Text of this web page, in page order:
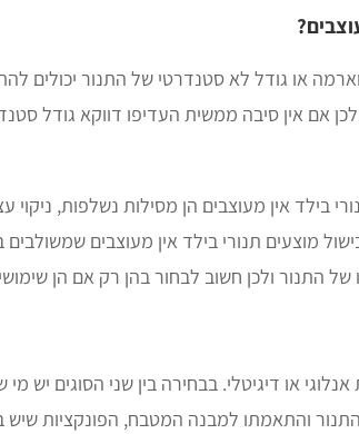
או גודל לא סטנדרטי של התנור
אם אין סיבה ממשית העדיפו דווקא גודל
מוצעים תנורי בילד אין מעוצבים
התנור ולכן חשוב לבחור בהן רק אם הן
אנלוגי או דיגיטלי. בבחירה בין שני הסוגים
והתאמתו למבנה המטבח, הפונקציות שיש